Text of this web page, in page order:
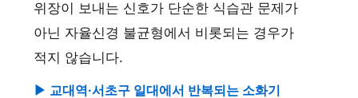
위장이 보내는 신호가 단순한 식습관 문제가
아닌 자율신경 불균형에서 비롯되는 경우가
적지 않습니다.
▶ 교대역·서초구 일대에서 반복되는 소화기